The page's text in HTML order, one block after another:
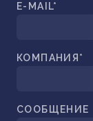
E-MAIL*
КОМПАНИЯ*
СООБЩЕНИЕ